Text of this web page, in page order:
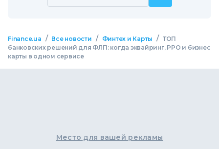
Finance.ua / Все новости / Финтех и Карты / ТОП
банковских решений для ФЛП: когда эквайринг, РРО и бизнес
карты в одном сервисе
Место для вашей рекламы